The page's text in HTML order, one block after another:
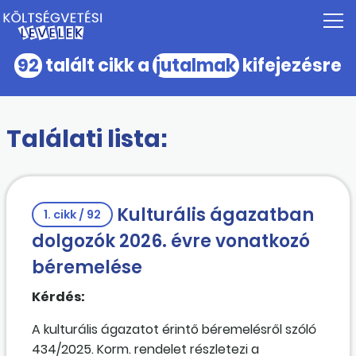
92 talált cikk a jutalmak kifejezésre
Találati lista:
1. cikk / 92
Kulturális ágazatban
dolgozók 2026. évre vonatkozó
béremelése
Kérdés:
A kulturális ágazatot érintő béremelésről szóló
434/2025. Korm. rendelet részletezi a